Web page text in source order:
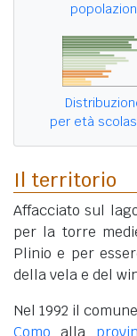
per età
Il territorio
Affacciato sul
per la torre
Plinio e per
della vela e del
Nel 1992 il